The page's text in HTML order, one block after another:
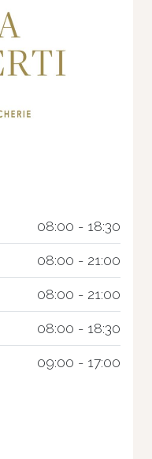
08:00 - 18:30
08:00 - 21:00
08:00 - 21:00
08:00 - 18:30
09:00 - 17:00
Nécessaire
Ces cookies ne
facultatifs. Ils
sont
nécessaires au
fonctionnement
du site Web.